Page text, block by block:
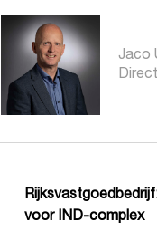
Jaco
voor IND-complex